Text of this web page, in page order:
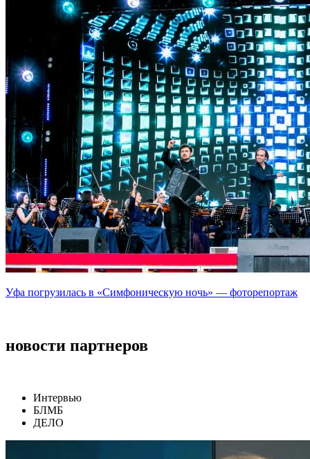
Уфа погрузилась в «Симфоническую ночь» — фоторепортаж
новости партнеров
Интервью
БЛМБ
ДЕЛО